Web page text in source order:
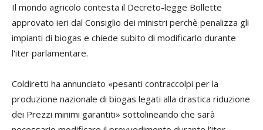
Il mondo agricolo contesta il Decreto-legge Bollette
approvato ieri dal Consiglio dei ministri perchè penalizza gli
impianti di biogas e chiede subito di modificarlo durante
l'iter parlamentare.
Coldiretti ha annunciato «pesanti contraccolpi per la
produzione nazionale di biogas legati alla drastica riduzione
dei Prezzi minimi garantiti» sottolineando che sarà